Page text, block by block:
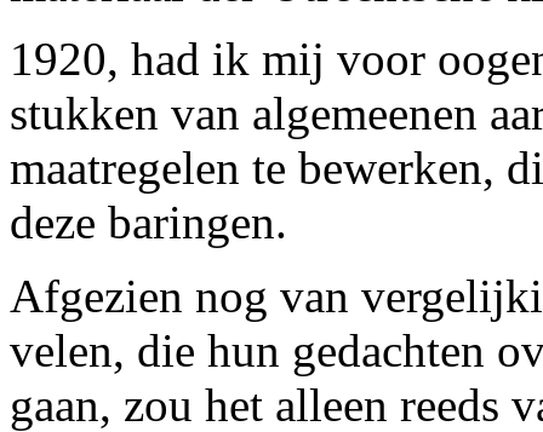
1920, had ik mij voor
stukken van algemeenen
maatregelen te bewerken,
deze baringen.
Afgezien nog van
velen, die hun gedachten
gaan, zou het alleen reeds